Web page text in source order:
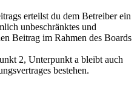
erteilst du dem Betreiber ein
unbeschränktes und
Beitrag im Rahmen des Boards
2, Unterpunkt a bleibt auch
bestehen.